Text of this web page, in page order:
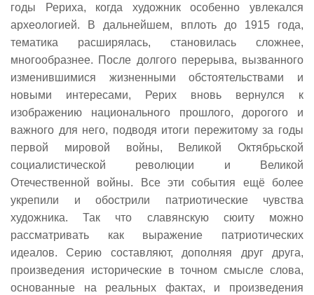
годы Рериха, когда художник особенно увлекался
археологией. В дальнейшем, вплоть до 1915 года,
тематика расширялась, становилась сложнее,
многообразнее. После долгого перерыва, вызванного
изменившимися жизненными обстоятельствами и
новыми интересами, Рерих вновь вернулся к
изображению национального прошлого, дорогого и
важного для него, подводя итоги пережитому за годы
первой мировой войны, Великой Октябрьской
социалистической революции и Великой
Отечественной войны. Все эти события ещё более
укрепили и обострили патриотические чувства
художника. Так что славянскую сюиту можно
рассматривать как выражение патриотических
идеалов. Серию составляют, дополняя друг друга,
произведения исторические в точном смысле слова,
основанные на реальных фактах, и произведения